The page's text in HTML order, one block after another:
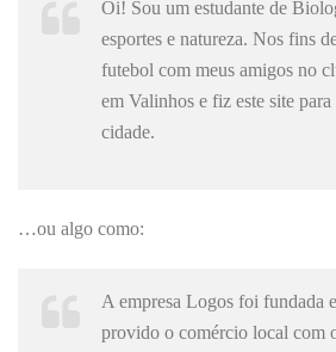
Oi! Sou um estudante de
esportes e natureza. Nos fins
futebol com meus amigos no
em Valinhos e fiz este site
cidade.
…ou algo como:
A empresa Logos foi fundada
provido o comércio local com